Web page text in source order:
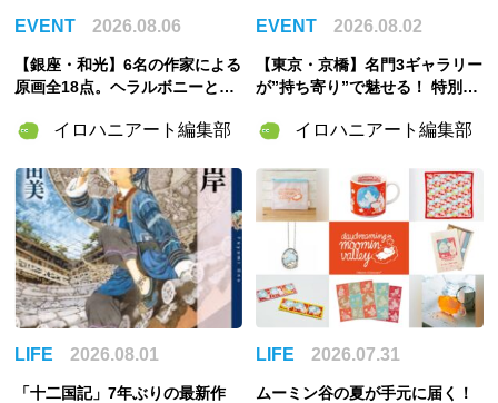
EVENT 2026.08.06
【銀座・和光】6名の作家による
原画全18点。ヘラルボニーとの
6」8月6日開催
イロハニアート編集部
EVENT 2026.08.02
【東京・京橋】名門3ギャラリー
が”持ち寄り”で魅せる！ 特別企
SHI」Gallery & Bakery Tokyo
イロハニアート編集部
LIFE 2026.08.01
「十二国記」7年ぶりの最新作
LIFE 2026.07.31
ムーミン谷の夏が手元に届く！